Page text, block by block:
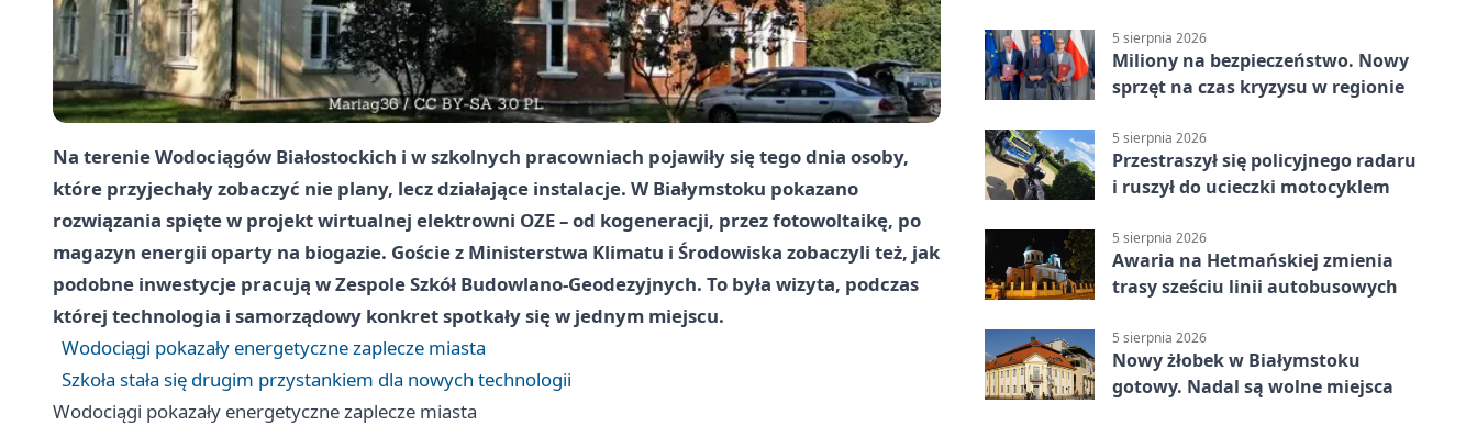
Na terenie Wodociągów Białostockich i w szkolnych pracowniach pojawiły się tego dnia osoby,
które przyjechały zobaczyć nie plany, lecz działające instalacje. W Białymstoku pokazano
rozwiązania spięte w projekt wirtualnej elektrowni OZE – od kogeneracji, przez fotowoltaikę, po
magazyn energii oparty na biogazie. Goście z Ministerstwa Klimatu i Środowiska zobaczyli też, jak
podobne inwestycje pracują w Zespole Szkół Budowlano-Geodezyjnych. To była wizyta, podczas
której technologia i samorządowy konkret spotkały się w jednym miejscu.
Wodociągi pokazały energetyczne zaplecze miasta
Szkoła stała się drugim przystankiem dla nowych technologii
Wodociągi pokazały energetyczne zaplecze miasta
5 sierpnia 2026
Miliony na bezpieczeństwo. Nowy
sprzęt na czas kryzysu w regionie
5 sierpnia 2026
Przestraszył się policyjnego radaru
i ruszył do ucieczki motocyklem
5 sierpnia 2026
Awaria na Hetmańskiej zmienia
trasy sześciu linii autobusowych
5 sierpnia 2026
Nowy żłobek w Białymstoku
gotowy. Nadal są wolne miejsca